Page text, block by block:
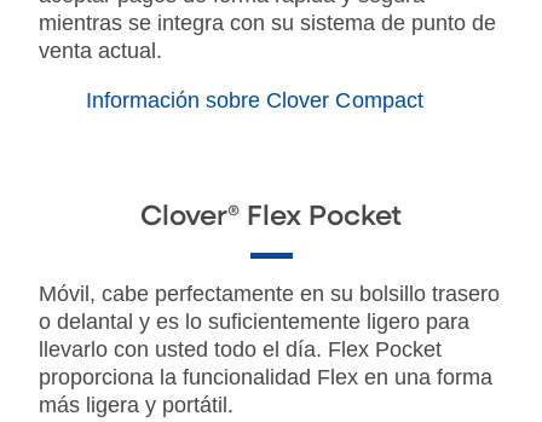
mientras se integra con su sistema de punto de
venta actual.
Información sobre Clover Compact
Clover® Flex Pocket
Móvil, cabe perfectamente en su bolsillo trasero
o delantal y es lo suficientemente ligero para
llevarlo con usted todo el día. Flex Pocket
proporciona la funcionalidad Flex en una forma
más ligera y portátil.